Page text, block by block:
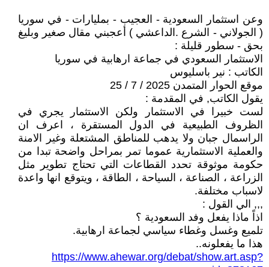
وعن استثمار السعودية - العجيب - بمليارات - في سوريا
( الجولاني - الشرع .الداعشي ) أعجبني مقال صغير وبليغ
بحق - سطور قليلة :
الاستثمار السعودي في جماعة ارهابية في سوريا
الكاتب : نير باسليوس
موقع الحوار المتمدن 2025 / 7 / 25
يقول الكاتب, في المقدمة :
لست خبيرا في الاستثمار ولكن الاستثمار يجري في
الظروف الطبيعية في الدول المستقرة ، اعرف ان
الراسمال جبان ولا يدهب للمناطق المشتعلة وغير الامنة
والعملية الاستثمارية عموما تمر بمراحل واضحة تبدا من
حكومة موثوقة تحدد القطاعات التي تحتاج تطوير مثل
الزراعة ، الصناعة ، السياحة ، الطاقة ، ويتوقع انها واعدة
لاسباب مختلفة.
,,, الي القول :
اذاً ماذا يفعل وفد السعودية ؟
تلميع وغسل وغطاء سياسي لجماعة ارهابية.
هذا ما يفعلونه..
https://www.ahewar.org/debat/show.art.asp?